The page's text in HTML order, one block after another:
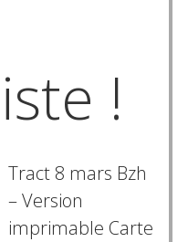
!
Tract 8 mars Bzh
– Version
imprimable Carte